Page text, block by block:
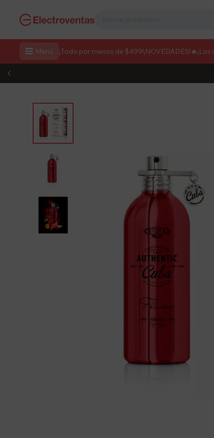
 Menú ¡Todo por menos de $499!¡NOVEDADES!